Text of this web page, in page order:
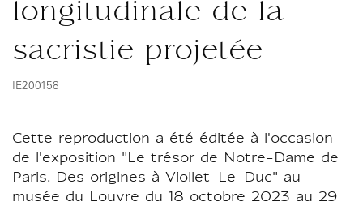
longitudinale de la
sacristie projetée
IE200158
Cette reproduction a été éditée à l'occasion
de l'exposition "Le trésor de Notre-Dame de
Paris. Des origines à Viollet-Le-Duc" au
musée du Louvre du 18 octobre 2023 au 29